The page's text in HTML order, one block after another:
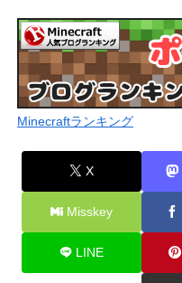
Minecraftランキング
X
Misskey
LINE